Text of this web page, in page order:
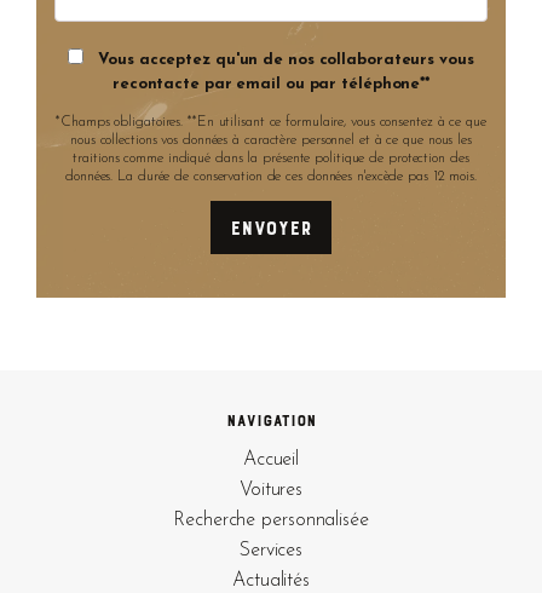
Vous acceptez qu'un de nos collaborateurs vous
recontacte par email ou par téléphone**
*Champs obligatoires. **En utilisant ce formulaire, vous consentez à ce que
nous collections vos données à caractère personnel et à ce que nous les
traitions comme indiqué dans la présente politique de protection des
données. La durée de conservation de ces données n'excède pas 12 mois.
Navigation
Accueil
Voitures
Recherche personnalisée
Services
Actualités